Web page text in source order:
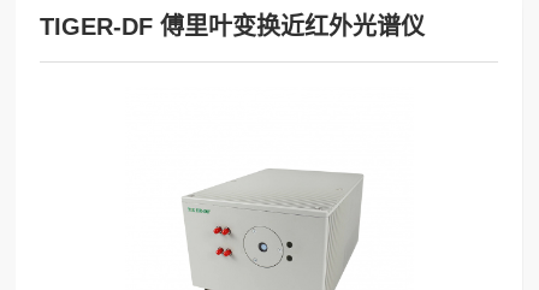
TIGER-DF 傅里叶变换近红外光谱仪